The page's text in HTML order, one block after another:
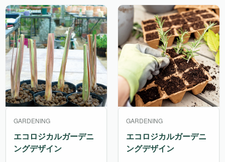
GARDENING
エコロジカルガーデニ
ングデザイン
GARDENING
エコロジカルガーデニ
ングデザイン